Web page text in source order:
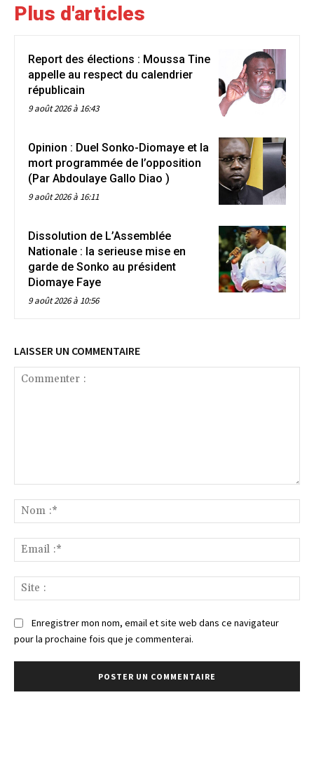
Plus d'articles
Report des élections : Moussa Tine
appelle au respect du calendrier
républicain
9 août 2026 à 16:43
Opinion : Duel Sonko-Diomaye et la
mort programmée de l’opposition
(Par Abdoulaye Gallo Diao )
9 août 2026 à 16:11
Dissolution de L’Assemblée
Nationale : la serieuse mise en
garde de Sonko au président
Diomaye Faye
9 août 2026 à 10:56
LAISSER UN COMMENTAIRE
:*
:*
:
Enregistrer mon nom, email et site web dans ce navigateur
pour la prochaine fois que je commenterai.